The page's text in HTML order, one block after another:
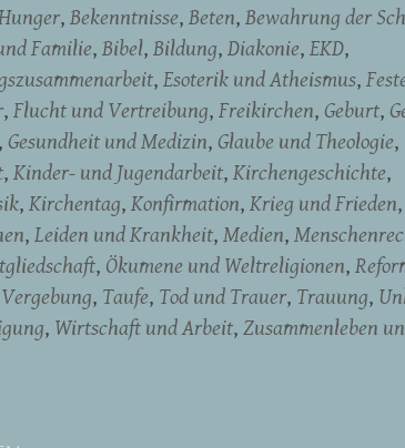
Bekenntnisse Beten Bewahrung der
Familie Bibel Bildung Diakonie EKD
Esoterik und Atheismus
Flucht und Vertreibung Freikirchen Geburt
Gesundheit und Medizin Glaube und Theologie
Kinder- und Jugendarbeit Kirchengeschichte
Kirchentag Konfirmation Krieg und Frieden
Leiden und Krankheit Medien
Ökumene und Weltreligionen
Taufe Tod und Trauer Trauung
Wirtschaft und Arbeit Zusammenleben